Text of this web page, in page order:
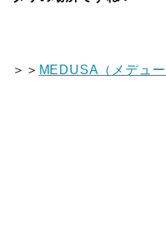
＞＞ MEDUSA（メデュ